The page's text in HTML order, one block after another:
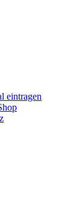
eintragen